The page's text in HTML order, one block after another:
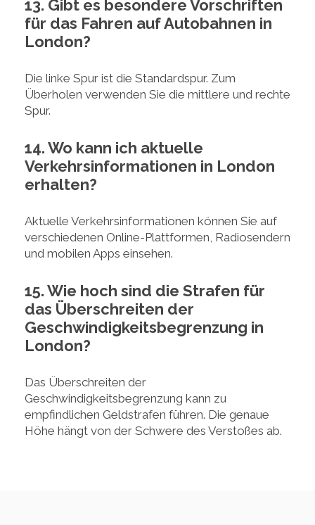
13. Gibt es besondere Vorschriften
für das Fahren auf Autobahnen in
London?
Die linke Spur ist die Standardspur. Zum
Überholen verwenden Sie die mittlere und rechte
Spur.
14. Wo kann ich aktuelle
Verkehrsinformationen in London
erhalten?
Aktuelle Verkehrsinformationen können Sie auf
verschiedenen Online-Plattformen, Radiosendern
und mobilen Apps einsehen.
15. Wie hoch sind die Strafen für
das Überschreiten der
Geschwindigkeitsbegrenzung in
London?
Das Überschreiten der
Geschwindigkeitsbegrenzung kann zu
empfindlichen Geldstrafen führen. Die genaue
Höhe hängt von der Schwere des Verstoßes ab.